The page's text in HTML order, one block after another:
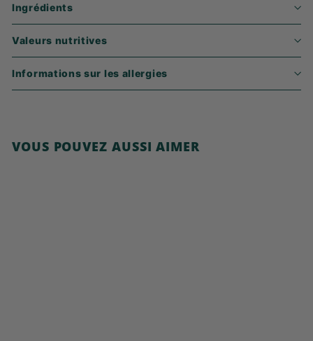
Ingrédients
Valeurs nutritives
Informations sur les allergies
VOUS POUVEZ AUSSI AIMER